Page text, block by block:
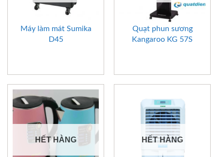
Máy làm mát Sumika
D45
Quạt phun sương
Kangaroo KG 57S
HẾT HÀNG HẾT HÀNG